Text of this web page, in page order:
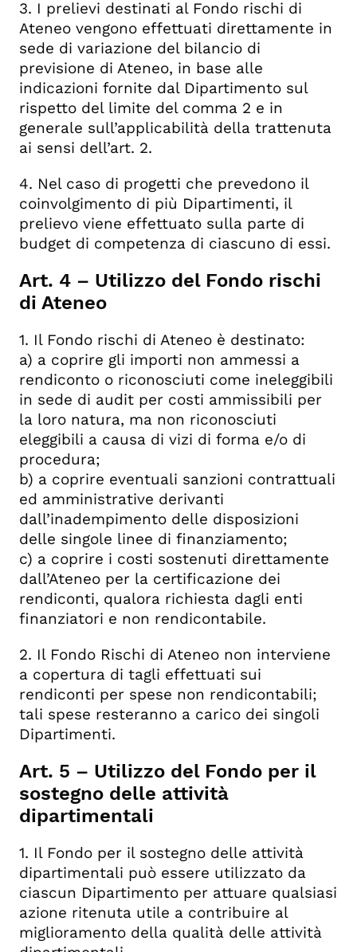
3. I prelievi destinati al Fondo rischi di
Ateneo vengono effettuati direttamente in
sede di variazione del bilancio di
previsione di Ateneo, in base alle
indicazioni fornite dal Dipartimento sul
rispetto del limite del comma 2 e in
generale sull’applicabilità della trattenuta
ai sensi dell’art. 2.
4. Nel caso di progetti che prevedono il
coinvolgimento di più Dipartimenti, il
prelievo viene effettuato sulla parte di
budget di competenza di ciascuno di essi.
Art. 4 – Utilizzo del Fondo rischi
di Ateneo
1. Il Fondo rischi di Ateneo è destinato:
a) a coprire gli importi non ammessi a
rendiconto o riconosciuti come ineleggibili
in sede di audit per costi ammissibili per
la loro natura, ma non riconosciuti
eleggibili a causa di vizi di forma e/o di
procedura;
b) a coprire eventuali sanzioni contrattuali
ed amministrative derivanti
dall’inadempimento delle disposizioni
delle singole linee di finanziamento;
c) a coprire i costi sostenuti direttamente
dall’Ateneo per la certificazione dei
rendiconti, qualora richiesta dagli enti
finanziatori e non rendicontabile.
2. Il Fondo Rischi di Ateneo non interviene
a copertura di tagli effettuati sui
rendiconti per spese non rendicontabili;
tali spese resteranno a carico dei singoli
Dipartimenti.
Art. 5 – Utilizzo del Fondo per il
sostegno delle attività
dipartimentali
1. Il Fondo per il sostegno delle attività
dipartimentali può essere utilizzato da
ciascun Dipartimento per attuare qualsiasi
azione ritenuta utile a contribuire al
miglioramento della qualità delle attività